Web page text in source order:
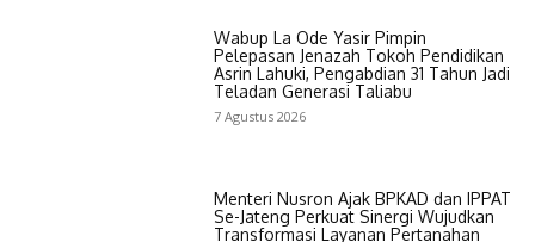
Wabup La Ode Yasir Pimpin
Pelepasan Jenazah Tokoh Pendidikan
Asrin Lahuki, Pengabdian 31 Tahun Jadi
Teladan Generasi Taliabu
7 Agustus 2026
Menteri Nusron Ajak BPKAD dan IPPAT
Se-Jateng Perkuat Sinergi Wujudkan
Transformasi Layanan Pertanahan